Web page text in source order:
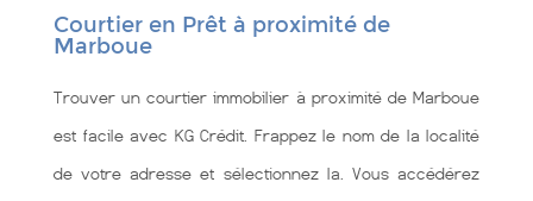
Courtier en Prêt à proximité de
Marboue
Trouver un courtier immobilier à proximité de Marboue
est facile avec KG Crédit. Frappez le nom de la localité
de votre adresse et sélectionnez la. Vous accédérez